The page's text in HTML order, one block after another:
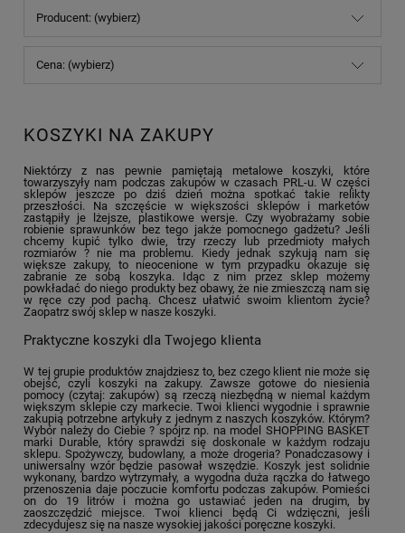
Producent: (wybierz)
Cena: (wybierz)
KOSZYKI NA ZAKUPY
Niektórzy z nas pewnie pamiętają metalowe koszyki, które
towarzyszyły nam podczas zakupów w czasach PRL-u. W części
sklepów jeszcze po dziś dzień można spotkać takie relikty
przeszłości. Na szczęście w większości sklepów i marketów
zastąpiły je lżejsze, plastikowe wersje. Czy wyobrażamy sobie
robienie sprawunków bez tego jakże pomocnego gadżetu? Jeśli
chcemy kupić tylko dwie, trzy rzeczy lub przedmioty małych
rozmiarów ? nie ma problemu. Kiedy jednak szykują nam się
większe zakupy, to nieocenione w tym przypadku okazuje się
zabranie ze sobą koszyka. Idąc z nim przez sklep możemy
powkładać do niego produkty bez obawy, że nie zmieszczą nam się
w ręce czy pod pachą. Chcesz ułatwić swoim klientom życie?
Zaopatrz swój sklep w nasze koszyki.
Praktyczne koszyki dla Twojego klienta
W tej grupie produktów znajdziesz to, bez czego klient nie może się
obejść, czyli koszyki na zakupy. Zawsze gotowe do niesienia
pomocy (czytaj: zakupów) są rzeczą niezbędną w niemal każdym
większym sklepie czy markecie. Twoi klienci wygodnie i sprawnie
zakupią potrzebne artykuły z jednym z naszych koszyków. Którym?
Wybór należy do Ciebie ? spójrz np. na model SHOPPING BASKET
marki Durable, który sprawdzi się doskonale w każdym rodzaju
sklepu. Spożywczy, budowlany, a może drogeria? Ponadczasowy i
uniwersalny wzór będzie pasował wszędzie. Koszyk jest solidnie
wykonany, bardzo wytrzymały, a wygodna duża rączka do łatwego
przenoszenia daje poczucie komfortu podczas zakupów. Pomieści
on do 19 litrów i można go ustawiać jeden na drugim, by
zaoszczędzić miejsce. Twoi klienci będą Ci wdzięczni, jeśli
zdecydujesz się na nasze wysokiej jakości poręczne koszyki.